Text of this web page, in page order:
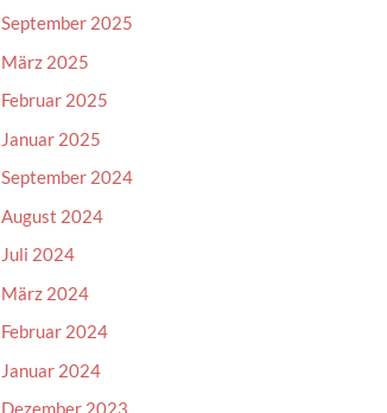
September 2025
März 2025
Februar 2025
Januar 2025
September 2024
August 2024
Juli 2024
März 2024
Februar 2024
Januar 2024
Dezember 2023